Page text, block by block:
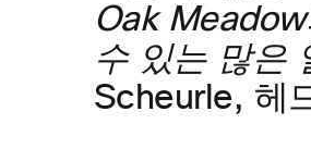
Oak
수 있는 많은
Scheurle, 헤